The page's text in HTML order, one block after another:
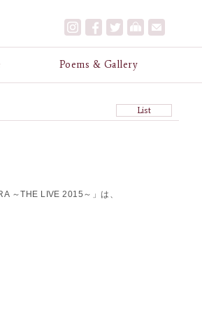
Poems & Gallery
List
～THE LIVE 2015～」は、